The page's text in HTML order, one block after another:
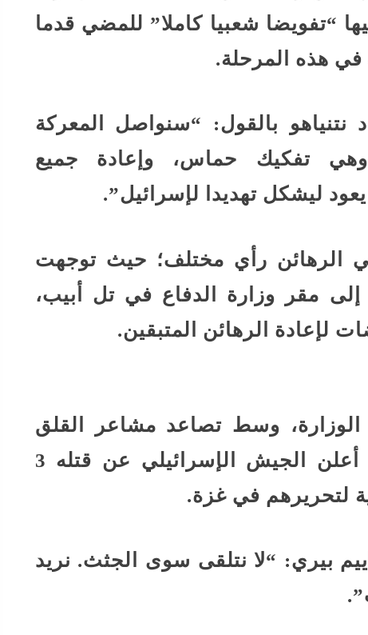
“تفويضا شعبيا كاملا” للمضي قدما
هذه المرحلة.
نتنياهو بالقول: “سنواصل المعركة
تفكيك حماس، وإعادة جميع
ليشكل تهديدا لإسرائيل”.
الرهائن رأي مختلف؛ حيث توجهت
مقر وزارة الدفاع في تل أبيب،
لإعادة الرهائن المتبقين.
الوزارة، وسط تصاعد مشاعر القلق
بينهم على حياة الرهائن، بعدما أعلن الجيش الإسرائيلي عن قتله 3
لتحريرهم في غزة.
بيري: “لا نتلقى سوى الجثث. نريد